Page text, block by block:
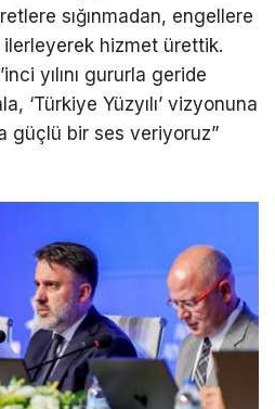
sığınmadan, engellere
ilerleyerek hizmet ürettik.
yılını gururla geride
‘Türkiye Yüzyılı’ vizyonuna
güçlü bir ses veriyoruz”